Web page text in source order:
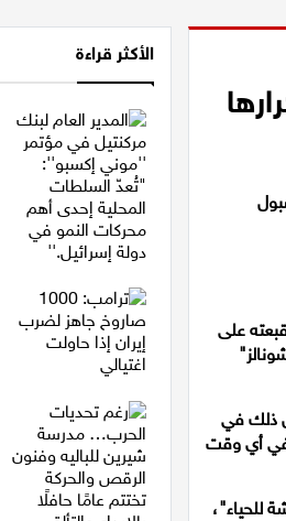
على
ذلك في
في أي وقت
للحياء"،
الأكثر قراءة